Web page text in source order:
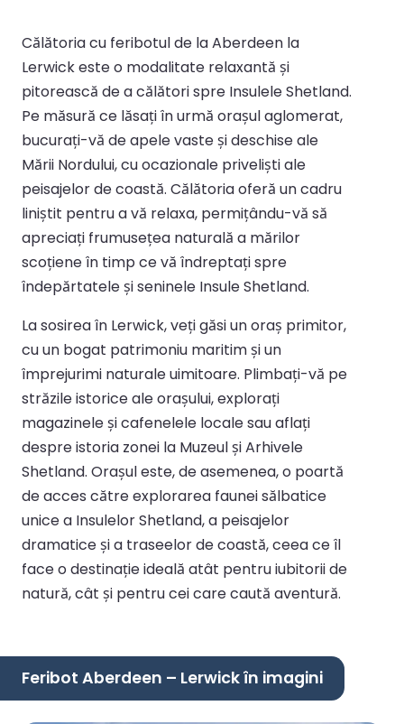
Călătoria cu feribotul de la Aberdeen la
Lerwick este o modalitate relaxantă și
pitorească de a călători spre Insulele Shetland.
Pe măsură ce lăsați în urmă orașul aglomerat,
bucurați-vă de apele vaste și deschise ale
Mării Nordului, cu ocazionale priveliști ale
peisajelor de coastă. Călătoria oferă un cadru
liniștit pentru a vă relaxa, permițându-vă să
apreciați frumusețea naturală a mărilor
scoțiene în timp ce vă îndreptați spre
îndepărtatele și seninele Insule Shetland.
La sosirea în Lerwick, veți găsi un oraș primitor,
cu un bogat patrimoniu maritim și un
împrejurimi naturale uimitoare. Plimbați-vă pe
străzile istorice ale orașului, explorați
magazinele și cafenelele locale sau aflați
despre istoria zonei la Muzeul și Arhivele
Shetland. Orașul este, de asemenea, o poartă
de acces către explorarea faunei sălbatice
unice a Insulelor Shetland, a peisajelor
dramatice și a traseelor de coastă, ceea ce îl
face o destinație ideală atât pentru iubitorii de
natură, cât și pentru cei care caută aventură.
Feribot Aberdeen – Lerwick în imagini